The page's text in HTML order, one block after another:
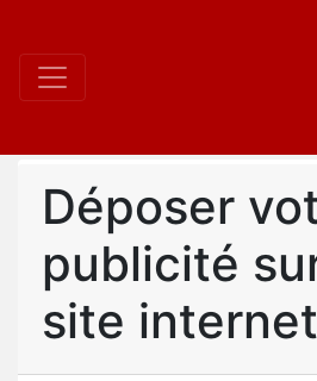
Déposer
publicité
site internet